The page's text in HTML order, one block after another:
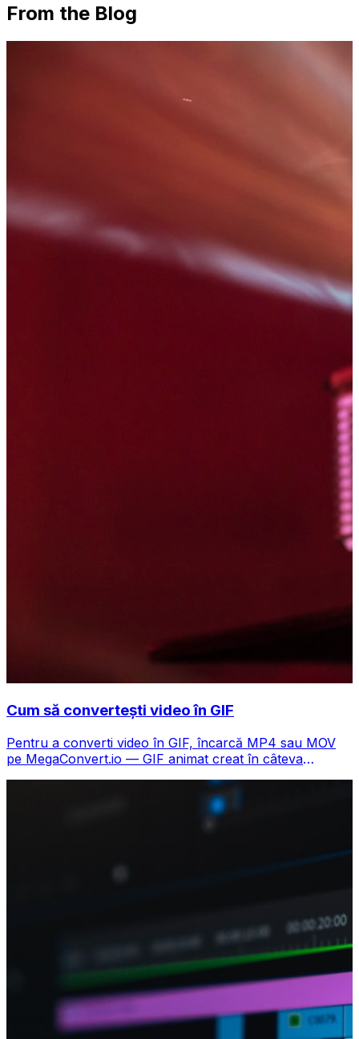
From the Blog
Cum să convertești video în GIF
Pentru a converti video în GIF, încarcă MP4 sau MOV
pe MegaConvert.io — GIF animat creat în câteva